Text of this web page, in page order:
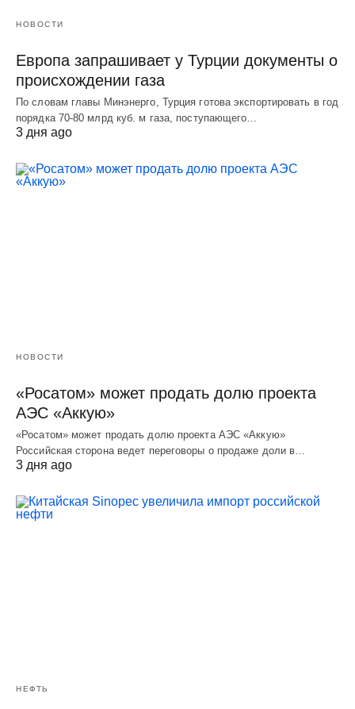
НОВОСТИ
Европа запрашивает у Турции документы о
происхождении газа
По словам главы Минэнерго, Турция готова экспортировать в год
порядка 70-80 млрд куб. м газа, поступающего…
3 дня ago
НОВОСТИ
«Росатом» может продать долю проекта
АЭС «Аккую»
«Росатом» может продать долю проекта АЭС «Аккую»
Российская сторона ведет переговоры о продаже доли в…
3 дня ago
НЕФТЬ